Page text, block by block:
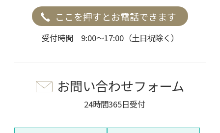
ここを押すとお電話できます
受付時間 9:00～17:00（土日祝除く）
お問い合わせフォーム
24時間365日受付